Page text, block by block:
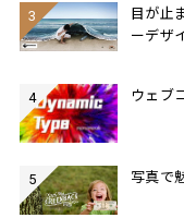
目が止
ーデザ
ウェブ
写真で